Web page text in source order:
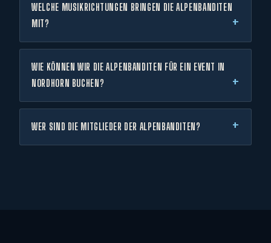
WELCHE MUSIKRICHTUNGEN BRINGEN DIE ALPENBANDITEN
MIT?
WIE KÖNNEN WIR DIE ALPENBANDITEN FÜR EIN EVENT IN
NORDHORN BUCHEN?
WER SIND DIE MITGLIEDER DER ALPENBANDITEN?